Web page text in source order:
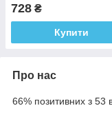
728 ₴
Купити
Про нас
66% позитивних з 53